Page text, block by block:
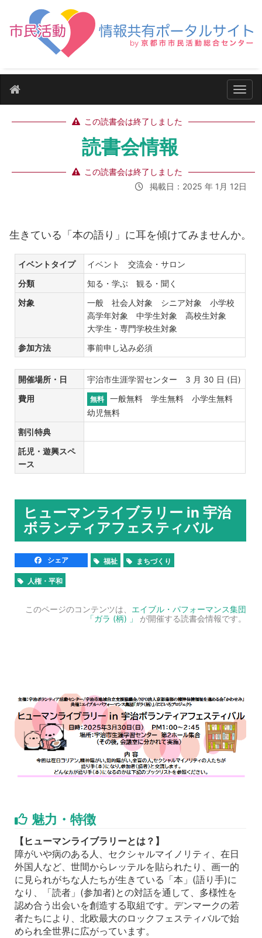
ナビ
この読書会は終了しました
読書会情報
この読書会は終了しました
掲載日：2025 年 1月 12日
生きている「本の語り」に耳を傾けてみませんか。
イベントタイプ イベント 交流会・サロン
分類 知る・学ぶ 観る・聞く
対象
一般 社会人対象 シニア対象 小学校
高学年対象 中学生対象 高校生対象
大学生・専門学校生対象
参加方法 事前申し込み必須
開催場所・日 宇治市生涯学習センター 3 月 30 日 (日)
費用 無料
一般無料 学生無料 小学生無料
幼児無料
割引特典
託児・遊興スペ
ース
ヒューマンライブラリー in 宇治
ボランティアフェスティバル
シェア 福祉 まちづくり
人権・平和
このページのコンテンツは、 エイブル・パフォーマンス集団
「ガラ (柄) 」
が開催する読書会情報です。
魅力・特徴
【ヒューマンライブラリーとは？】
障がいや病のある人、セクシャルマイノリティ、在日
外国人など、世間からレッテルを貼られたり、画一的
に見られがちな人たちが生きている「本」(語り手)に
なり、「読者」(参加者)との対話を通して、多様性を
認め合う出会いを創造する取組です。デンマークの若
者たちにより、北欧最大のロックフェスティバルで始
められ全世界に広がっています。